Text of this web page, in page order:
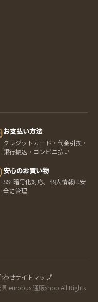
お支払い方法
クレジットカード・代金引換・
銀行振込・コンビニ払い
安心のお買い物
SSL暗号化対応。個人情報は安
全に管理
わせサイトマップ
eurobus 通販shop All Rights